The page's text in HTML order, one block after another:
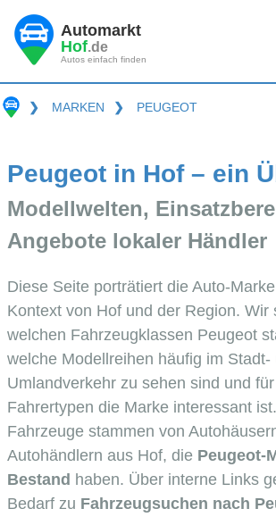
Automarkt
Hof.de
Autos einfach finden
❯ MARKEN ❯ PEUGEOT
Peugeot in Hof – ein
Modellwelten,
Angebote lokaler Händler
Diese Seite porträtiert die Auto-
Kontext von Hof und der Region. Wir
welchen Fahrzeugklassen Peugeot
welche Modellreihen häufig im Stadt-
Umlandverkehr zu sehen sind und
Fahrertypen die Marke interessant
Fahrzeuge stammen von
Autohändlern aus Hof, die Peugeot-
Bestand haben. Über interne Links
Bedarf zu Fahrzeugsuchen nach